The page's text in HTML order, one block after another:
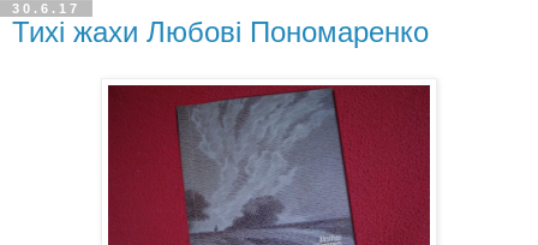
30.6.17
Тихі жахи Любові Пономаренко